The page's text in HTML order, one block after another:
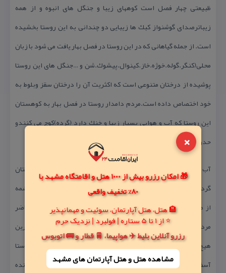
×
🎁 امکان رزرو بیش از 1000 هتل و اقامتگاه مشهد با
80% تخفیف واقعی
🏨 هتل، هتل آپارتمان، سوئیت و مهمانپذیر
⭐ از 1 تا 5 ستاره | فولبرد | نزدیک حرم
رزرو آنلاین بلیط ✈️ هواپیما، 🚆 قطار و 🚌 اتوبوس
مشاهده هتل و هتل‌ آپارتمان های مشهد
ظبیعتی چهار فصل است كوههای زیبا و جنگل های انبوه و از همه
زیباترصدای گوشنواز كبك ها زیبایی دو چندانی به این روستا بخشیده
است. از جمله گیاهانی كه در این روستا در فصل بهار یافت می شود با زبان
محلی(كنگر.گوله.خوژه.خاز.كینوال.پیشوك.شن و …جنگل های این روستا
پوشیده از درختان متنوعی است كه اكثریت آن را درختان سقز وبلوط به
خود اختصاص داده است.مردم دامدار روستا در فصل بهار به كوهستان
این روستا كه آب و هوایی بسیار زیبا و خنك دارد (گرده)كوچ می كنندو
حدود دو سه ماهی در این كوهستان زندگی می كنند.
آب آشامیدنی مردم روستا تا دوسه سال پیش از طریق چشمه كوهستان
گرده تامین می شد ولی در دوسه سال اخیر به علت كم شدن آب این چشمه
از طریق چاه(دیره نیان نام محلی در روستا)تامین می شود و درحال حاضر
مردم روستا دارای دو منبع آب هستند و خداروشكر از لحاظ آب شیرین
هیچ مشكلی ندارند.ساختار درونی روستا:جاده روستا تا ۱۰۰ متری روستا
آسفالت است و ۵۰ متر از صد متر باقیمانده سنگ فرش می باشدو باقیمانده